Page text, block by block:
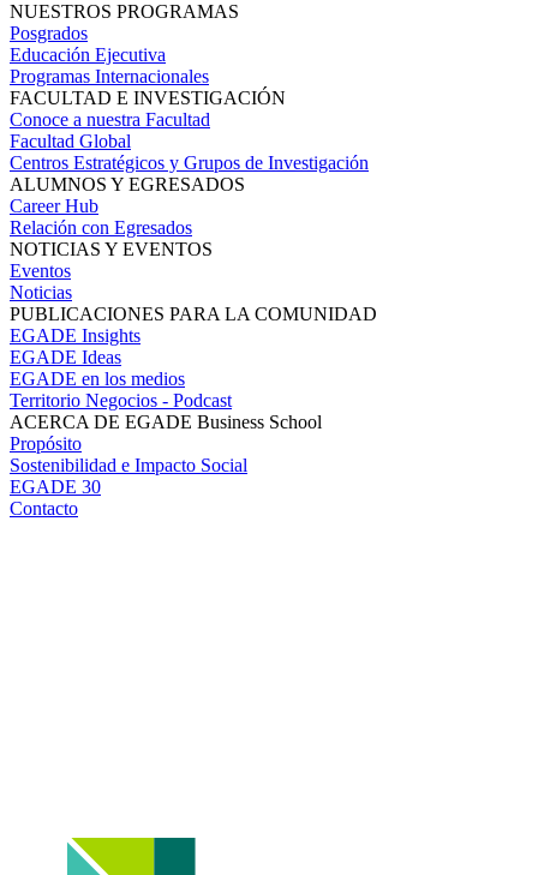
NUESTROS PROGRAMAS
Posgrados
Educación Ejecutiva
Programas Internacionales
FACULTAD E INVESTIGACIÓN
Conoce a nuestra Facultad
Facultad Global
Centros Estratégicos y Grupos de Investigación
ALUMNOS Y EGRESADOS
Career Hub
Relación con Egresados
NOTICIAS Y EVENTOS
Eventos
Noticias
PUBLICACIONES PARA LA COMUNIDAD
EGADE Insights
EGADE Ideas
EGADE en los medios
Territorio Negocios - Podcast
ACERCA DE EGADE Business School
Propósito
Sostenibilidad e Impacto Social
EGADE 30
Contacto